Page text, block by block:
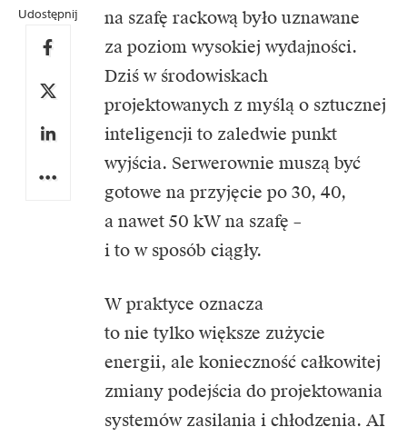
Udostępnij
na szafę rackową było uznawane
za poziom wysokiej wydajności.
Dziś w środowiskach
projektowanych z myślą o sztucznej
inteligencji to zaledwie punkt
wyjścia. Serwerownie muszą być
gotowe na przyjęcie po 30, 40,
a nawet 50 kW na szafę –
i to w sposób ciągły.
W praktyce oznacza
to nie tylko większe zużycie
energii, ale konieczność całkowitej
zmiany podejścia do projektowania
systemów zasilania i chłodzenia. AI